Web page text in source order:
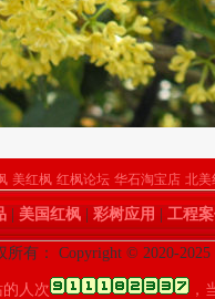
美红枫 红枫论坛 华石淘宝店 北美
| 美国红枫| 彩树应用 工程
所有： Copyright © 2020-
人次
，